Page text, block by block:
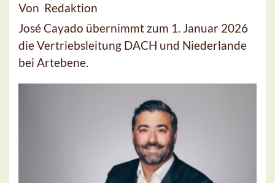
Von Redaktion
José Cayado übernimmt zum 1. Januar 2026
die Vertriebsleitung DACH und Niederlande
bei Artebene.